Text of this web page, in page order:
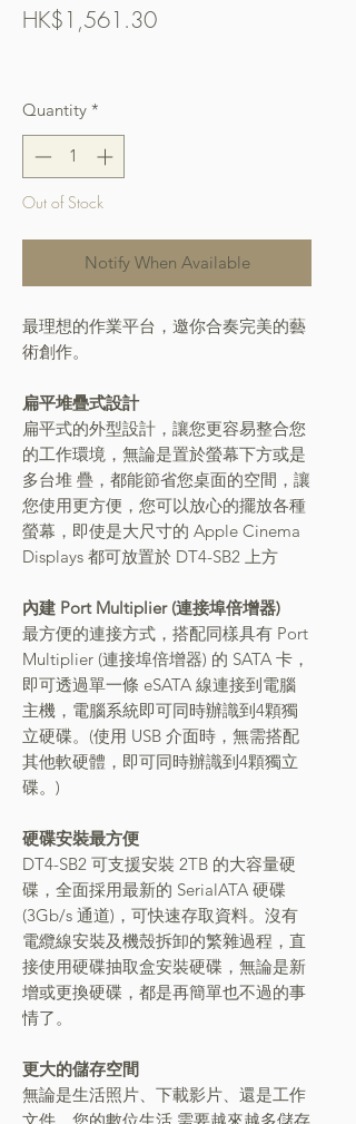
HK$1,561.30Price
Quantity *
Out of Stock
Notify When Available
最理想的作業平台，邀你合奏完美的藝
術創作。
扁平堆疊式設計
扁平式的外型設計，讓您更容易整合您
的工作環境，無論是置於螢幕下方或是
多台堆 疊，都能節省您桌面的空間，讓
您使用更方便，您可以放心的擺放各種
螢幕，即使是大尺寸的 Apple Cinema
Displays 都可放置於 DT4-SB2 上方
內建 Port Multiplier (連接埠倍增器)
最方便的連接方式，搭配同樣具有 Port
Multiplier (連接埠倍增器) 的 SATA 卡，
即可透過單一條 eSATA 線連接到電腦
主機，電腦系統即可同時辦識到4顆獨
立硬碟。(使用 USB 介面時，無需搭配
其他軟硬體，即可同時辦識到4顆獨立
碟。)
硬碟安裝最方便
DT4-SB2 可支援安裝 2TB 的大容量硬
碟，全面採用最新的 SerialATA 硬碟
(3Gb/s 通道)，可快速存取資料。沒有
電纜線安裝及機殼拆卸的繁雜過程，直
接使用硬碟抽取盒安裝硬碟，無論是新
增或更換硬碟，都是再簡單也不過的事
情了。
更大的儲存空間
無論是生活照片、下載影片、還是工作
文件，您的數位生活 需要越來越多儲存